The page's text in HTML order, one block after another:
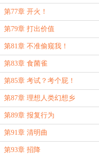
第77章 开火！
第79章 打出价值
第81章 不准偷窥我！
第83章 食菌雀
第85章 考试？考个屁！
第87章 理想人类幻想乡
第89章 报复行为
第91章 清明曲
第93章 招降